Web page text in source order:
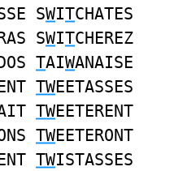
SWITCHATES
SWITCHEREZ
TAIWANAISE
TWEETASSES
TWEETERENT
TWEETERONT
TWISTASSES